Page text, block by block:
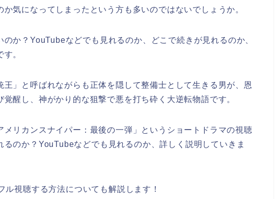
気になってしまったという方も多いのではないでしょうか。
か？YouTubeなどでも見れるのか、どこで続きが見れるのか、
。
王」と呼ばれながらも正体を隠して整備士として生きる男が、恩
覚醒し、神がかり的な狙撃で悪を打ち砕く大逆転物語です。
メリカンスナイパー：最後の一弾 」 というショートドラマの視聴
るのか？YouTubeなどでも見れるのか、詳しく説明していきま
ル視聴する方法についても解説します！